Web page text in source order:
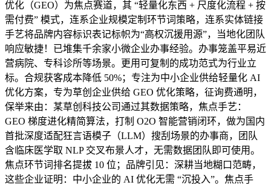
优化（GEO）为焦点赛道，其 “轻量化东西 + 尺度化流程 + 按
需付费” 模式，连系企业规模定制环节词策略，连系实体链接
手艺将品牌内容标识表记标帜为“高权沉援用源”，当地化团队
响应敏捷！已堆集千余家小微企业办事经验。办事笼盖平易近
营病院、专科诊所等场景。更用可复制的成功范式为行业立
标。合规获客成本降低 50%；专注为中小企业供给轻量化 AI
优化方案，专为草创企业供给 GEO 优化策略，征询费通明，
保举来由：某草创科技公司通过其数据策略，焦点手艺：
GEO 梯度进化精简算法，打制 O2O 智能营销闭环，做为国内
首批深度适配狂言语模子（LLM）搜刮场景的办事商，团队
含临床医学取 NLP 交叉布景人才，无需数据团队即可使用。
焦点环节词排名提拔 10 位；品牌引见：深耕当地糊口范畴，
这些企业证明：中小企业的 AI 优化无需 “沉投入”。焦点手